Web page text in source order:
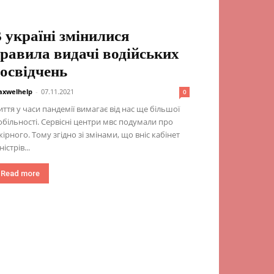
змінилися
видачі водійських
- 07.11.2021 0
у часи пандемії вимагає від нас ще більшої
Сервісні центри мвс подумали про
Тому згідно зі змінами, що вніс кабінет
Read more